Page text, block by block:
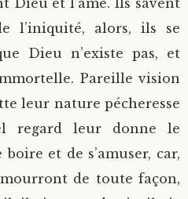
Dieu et l’âme. Ils savent
l’iniquité, alors, ils se
Dieu n’existe pas, et
Pareille vision
leur nature pécheresse
regard leur donne le
et de s’amuser, car,
de toute façon,